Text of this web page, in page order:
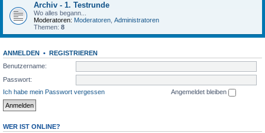
Archiv - 1. Testrunde
Wo alles begann...
Moderatoren: Moderatoren Administratoren
Themen: 8
ANMELDEN • REGISTRIEREN
Benutzername:
Passwort:
Ich habe mein Passwort vergessen
Angemeldet bleiben
WER IST ONLINE?